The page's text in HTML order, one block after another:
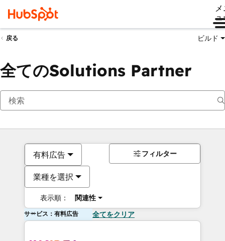
ュ
戻る ビルド
全てのSolutions Partner
有料広告
業種を選択
表示順： 関連性
フィルター
サービス：有料広告 全てをクリア